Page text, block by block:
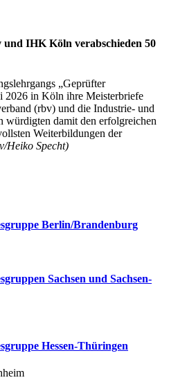
IHK Köln verabschieden 50
„Geprüfter
2026 in Köln ihre Meisterbriefe
(rbv) und die Industrie- und
damit den erfolgreichen
Weiterbildungen der
Heiko Specht)
Berlin/Brandenburg
Sachsen und Sachsen-
Hessen-Thüringen